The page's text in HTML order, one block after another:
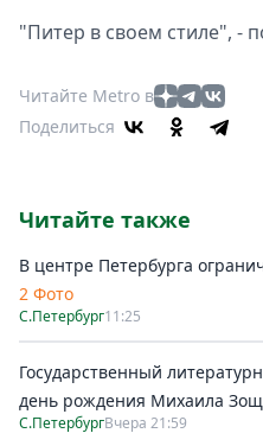
"Питер в своем стиле", -
Читайте Metro в
Поделиться
Читайте также
В центре Петербурга
2 Фото
С.Петербург11:25
Государственный
день рождения Михаила
С.ПетербургВчера 21:59